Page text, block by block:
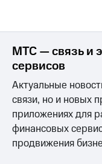
МТС — связь и
сервисов
Актуальные
связи, но и новых
приложениях для
финансовых
продвижения